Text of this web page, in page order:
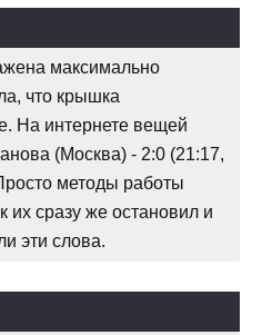
максимально
что крышка
На интернете вещей
(Москва) - 2:0 (21:17,
методы работы
их сразу же остановил и
эти слова.